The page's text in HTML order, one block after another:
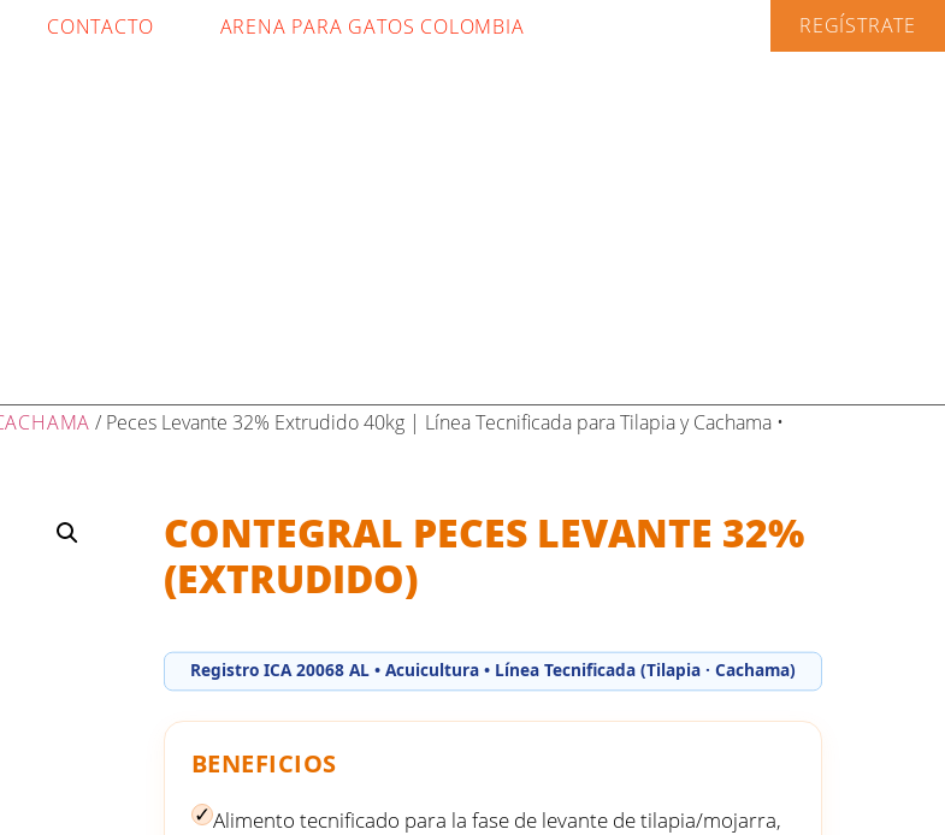
CONTACTO ARENA PARA GATOS COLOMBIA REGÍSTRATE
/ Peces Levante 32% Extrudido 40kg | Línea Tecnificada para Tilapia y Cachama •
CONTEGRAL PECES LEVANTE 32%
(EXTRUDIDO)
Registro ICA 20068 AL • Acuicultura • Línea Tecnificada (Tilapia · Cachama)
BENEFICIOS
✓Alimento tecnificado para la fase de levante de tilapia/mojarra,